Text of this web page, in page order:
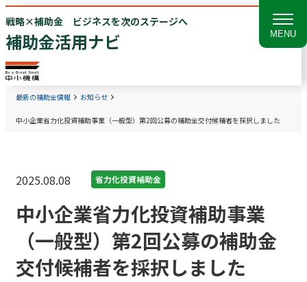
戦略×補助金 ビジネスを次のステージへ
補助金活用ナビ MENU
最新の補助金情報 お知らせ
中小企業省力化投資補助事業（一般型）第2回公募の補助金交付候補者を採択しました
2025.08.08 省力化投資補助金
中小企業省力化投資補助事業
（一般型）第2回公募の補助金
交付候補者を採択しました